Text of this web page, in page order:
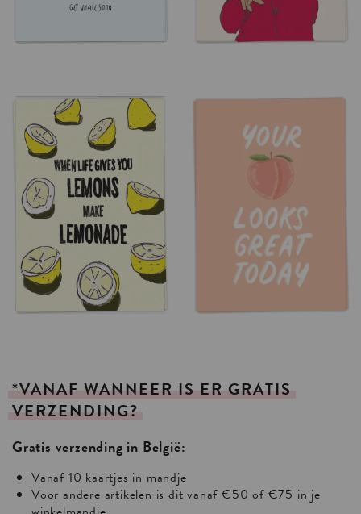
*VANAF WANNEER IS ER GRATIS
VERZENDING?
Gratis verzending in België:
Vanaf 10 kaartjes in mandje
Voor andere artikelen is dit vanaf €50 of €75 in je